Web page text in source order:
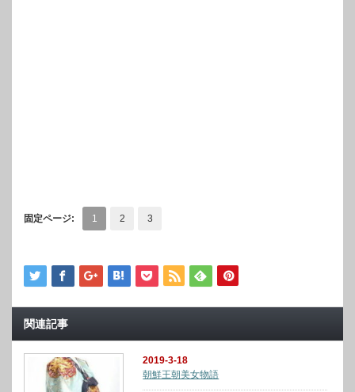
固定ページ: 1 2 3
関連記事
2019-3-18
朝鮮王朝美女物語